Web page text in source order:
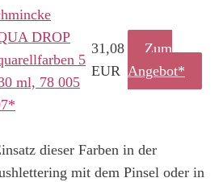
DROP
5
ml, 78 005
31,08
EUR
Zum
Angebot*
dieser Farben in der
mit dem Pinsel oder in